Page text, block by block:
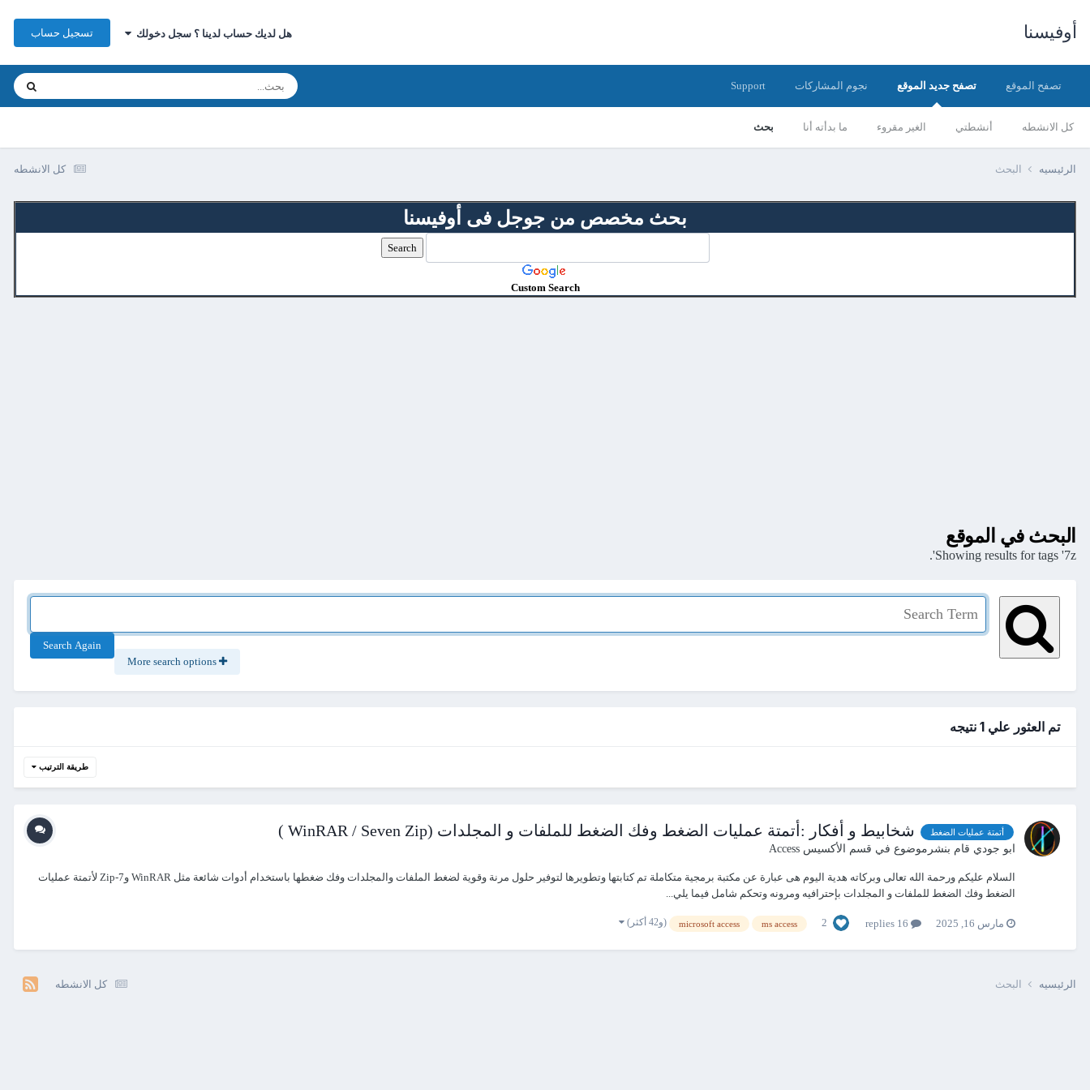
أوفيسنا هل لديك حساب لدينا ؟ سجل دخولك تسجيل حساب
تصفح الموقع تصفح جديد الموقع
كل الانشطه أنشطتي الغير مقروء ما بدأته أنا بحث
نجوم المشاركات Support
كل الانشطه الرئيسيه البحث
بحث مخصص من جوجل فى أوفيسنا
Custom Search
البحث في الموقع
Showing results for tags '7z'.
Search Again
تم العثور علي 1 نتيجه
طريقة الترتيب
أتمتة عمليات الضغط شخابيط و أفكار :أتمتة عمليات الضغط وفك الضغط للملفات و المجلدات (WinRAR / Seven Zip )
ابو جودي قام بنشرموضوع في قسم الأكسيس Access
السلام عليكم ورحمة الله تعالى وبركاته هدية اليوم هى عبارة عن مكتبة برمجية متكاملة تم كتابتها وتطويرها لتوفير حلول مرنة وقوية لضغط الملفات والمجلدات وفك ضغطها باستخدام أدوات شائعة مثل WinRAR و7-Zip لأتمتة عمليات
الضغط وفك الضغط للملفات و المجلدات بإحترافيه ومرونه وتحكم شامل فيما يلي...
مارس 16, 2025 2
ms access
microsoft access (و42 أكثر)
كل الانشطه الرئيسيه البحث